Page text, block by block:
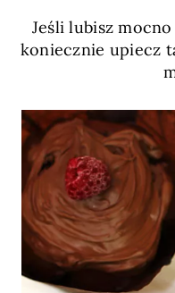
Jeśli lubisz
koniecznie upiecz